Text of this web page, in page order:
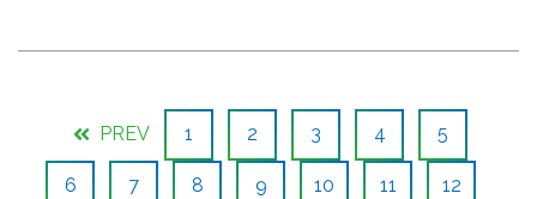
PREV 1 2 3 4 5
6 7 8 9 10 11 12